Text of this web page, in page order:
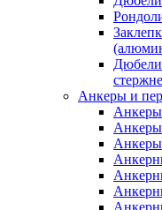
Дюбели
Анкеры и